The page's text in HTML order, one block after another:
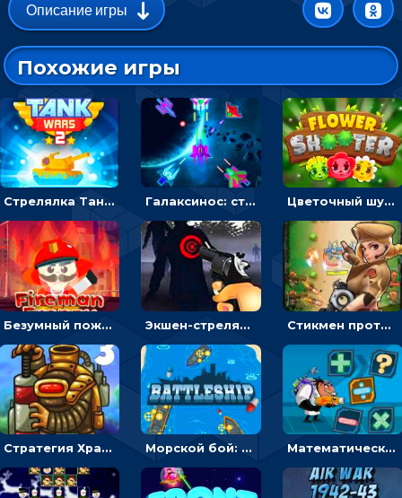
Описание игры
Похожие игры
Стрелялка Танковые войны: бить по танку врага, чтобы уничтожить зло Галаксинос: стрелялка в космосе по врагам Цветочный шутер: стрелять пчелками по цветам
Безумный пожарный: направлять шланг, чтобы тушить горящие бревна Экшен-стрелялка по зомби: целиться и попадать в бегущих монстров Стикмен против Зомби: стрелять в зомби и развивать воина
Стратегия Хранители рощи: расставлять монстров, чтобы охранять камни от врагов Морской бой: расставлять корабли и бить вражеские - для мальчиков Математическая стрелялка: решать равенства, чтобы уничтожать монстров